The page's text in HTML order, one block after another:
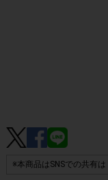
※本商品はSNSでの共有は